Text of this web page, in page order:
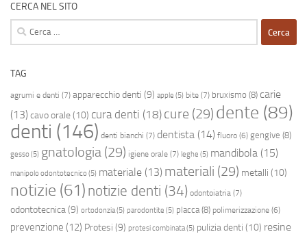
CERCA NEL SITO
Ricerca
per:
TAG
agrumi e denti (7) apparecchio denti (9) apple (5) bite (7) bruxismo (8) carie
(13) cavo orale(10) cura denti (18) cure (29) dente (89)
denti (146) denti bianchi (7) dentista (14) fluoro (6) gengive (8)
gesso(5) gnatologia (29) igiene orale (7) leghe (5) mandibola (15)
manipolo odontotecnico(5) materiale (13) materiali (29) metalli (10)
notizie (61) notizie denti (34) odontoiatria (7)
odontotecnica (9) ortodonzia(5) parodontite (5) placca(8) polimerizzazione (6)
prevenzione (12) Protesi (9) protesi combinata(5) pulizia denti (10) resine